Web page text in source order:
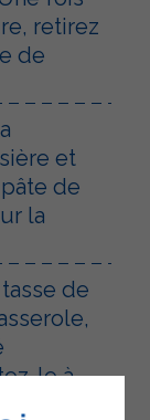
retirez
de
et
de
la
de
le à